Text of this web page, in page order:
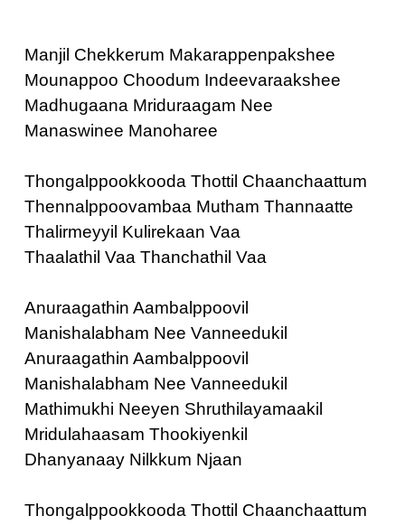
Manjil Chekkerum Makarappenpakshee
Mounappoo Choodum Indeevaraakshee
Madhugaana Mriduraagam Nee
Manaswinee Manoharee
Thongalppookkooda Thottil Chaanchaattum
Thennalppoovambaa Mutham Thannaatte
Thalirmeyyil Kulirekaan Vaa
Thaalathil Vaa Thanchathil Vaa
Anuraagathin Aambalppoovil
Manishalabham Nee Vanneedukil
Anuraagathin Aambalppoovil
Manishalabham Nee Vanneedukil
Mathimukhi Neeyen Shruthilayamaakil
Mridulahaasam Thookiyenkil
Dhanyanaay Nilkkum Njaan
Thongalppookkooda Thottil Chaanchaattum